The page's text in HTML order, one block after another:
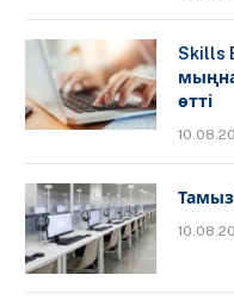
Skills
өтті